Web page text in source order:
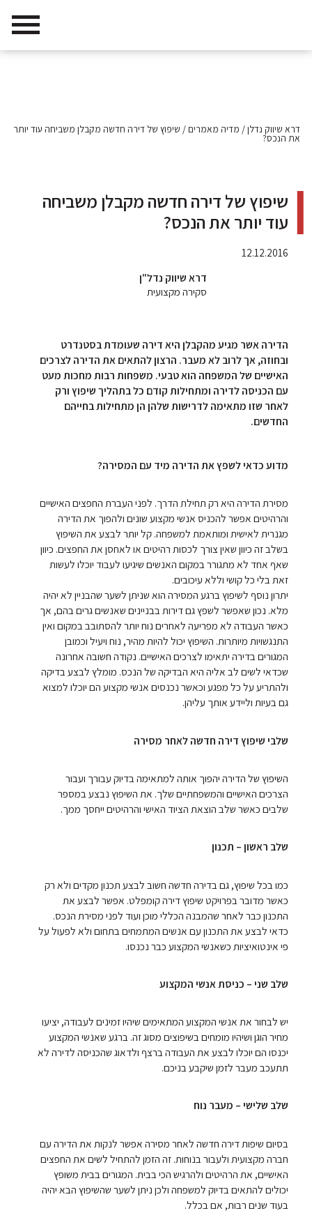
דרא שיווק נדלן/ מדיה מאמרים/ שיפוץ של דירה חדשה מקבלן משביחה עוד יותר
את הנכס?
שיפוץ של דירה חדשה מקבלן משביחה
עוד יותר את הנכס?
12.12.2016
דרא שיווק נדל"ן
סקירה מקצועית
הדירה אשר מגיע מהקבלן היא דירה שעומדת בסטנדרט
ובחוזה, אך לרוב לא מעבר. הרצון להתאים את הדירה לצרכים
האישיים של המשפחה הוא טבעי. משפחות רבות מחכות מעט
עם הכניסה לדירה ומתחילות קודם כל בתהליך שיפוץ ורק
לאחר שזו מתאימה לדרישות שלהן הן מתחילות בחייהם
החדשים.
מדוע כדאי לשפץ את הדירה מיד עם המסירה?
מסירת הדירה היא רק תחילת הדרך. לפני העברת החפצים האישיים
והרהיטים אפשר להכניס אנשי מקצוע שונים ולהפוך את הדירה
מגנרית לאישית ומותאמת למשפחה. קל יותר לבצע את השיפוץ
בשלב זה כיוון שאין צורך לכסות רהיטים או לאחסן את החפצים. כיוון
שאף אחד לא מתגורר במקום האנשים שיגיעו לעבוד יוכלו לעשות
זאת בלי כל קושי וללא עיכובים.
יתרון נוסף לשיפוץ ברגע המסירה הוא שניתן לשער שהבניין לא יהיה
מלא. נכון שאפשר לשפץ גם דירות בבניינים שאנשים גרים בהם, אך
כאשר העבודה לא מפריעה לאחרים נוח יותר להסתובב במקום ואין
התנגשויות מיותרות. השיפוץ יכול להיות מהיר, נוח ויעיל וכמובן
המגורים בדירה יתאימו לצרכים האישיים. נקודה חשובה אחרונה
שכדאי לשים לב אליה היא הבדיקה של הנכס. מומלץ לבצע בדיקה
ולהתריע על כל מפגע וכאשר נכנסים אנשי מקצוע הם יוכלו למצוא
גם בעיות וליידע אותך עליהן.
שלבי שיפוץ דירה חדשה לאחר מסירה
השיפוץ של הדירה יהפוך אותה למתאימה בדיוק עבורך ועבור
הצרכים האישיים והמשפחתיים שלך. את השיפוץ נבצע במספר
שלבים כאשר שלב הוצאת הציוד האישי והרהיטים ייחסך ממך.
שלב ראשון – תכנון
כמו בכל שיפוץ, גם בדירה חדשה חשוב לבצע תכנון מקדים ולא רק
כאשר מדובר בפרויקט שיפוץ דירה קומפלט. אפשר לבצע את
התכנון כבר לאחר שהמבנה הכללי מוכן ועוד לפני מסירת הנכס.
כדאי לבצע את התכנון עם אנשים המתמחים בתחום ולא לפעול על
פי אינטואיציות כשאנשי המקצוע כבר נכנסו.
שלב שני – כניסת אנשי המקצוע
יש לבחור את אנשי המקצוע המתאימים שיהיו זמינים לעבודה, יציעו
מחיר הוגן ושיהיו מומחים בשיפוצים מסוג זה. ברגע שאנשי המקצוע
יכנסו הם יוכלו לבצע את העבודה ברצף ולדאוג שהכניסה לדירה לא
תתעכב מעבר לזמן שיקבע בניכם.
שלב שלישי – מעבר נוח
בסיום שיפות דירה חדשה לאחר מסירה אפשר לנקות את הדירה עם
חברה מקצועית ולעבור בנוחות. זה הזמן להתחיל לשים את החפצים
האישיים, את הרהיטים ולהרגיש הכי בבית. המגורים בבית משופץ
יכולים להתאים בדיוק למשפחה ולכן ניתן לשער שהשיפוץ הבא יהיה
בעוד שנים רבות, אם בכלל.